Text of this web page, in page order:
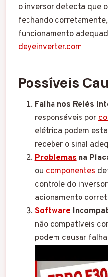
o inversor detecta que
fechando
funcionamento
deyeinverter.com
Possíveis
Falha nos Relés
responsáveis por
elétrica podem
receber o sinal
Problemasna
oucomponentes
controle do
acionamento
Software
não compatíveis
podem causar